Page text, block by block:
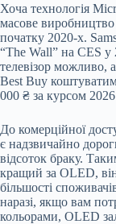
Хоча технологія
масове
початку 2020-х.
“The Wall” на CES у
телевізор можливо,
Best Buy
000 ₴ за курсом
До комерційної
є надзвичайно
відсоток браку.
кращий за OLED,
більшості
наразі, якщо вам
кольорами, OLED